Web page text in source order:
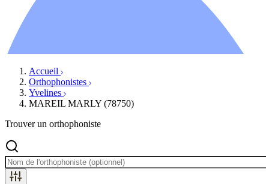
Évènements
Accueil
Orthophonistes
Yvelines
MAREIL MARLY (78750)
Trouver un orthophoniste